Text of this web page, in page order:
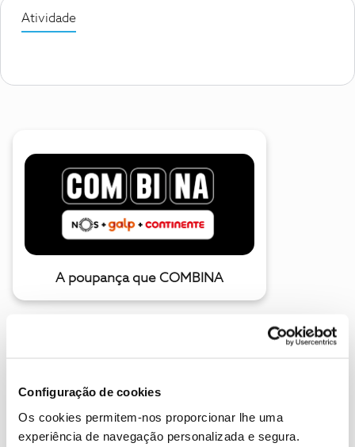
Configuração de cookies
Os cookies permitem-nos proporcionar lhe uma
experiência de navegação personalizada e segura.
Atividade
A poupança que COMBINA